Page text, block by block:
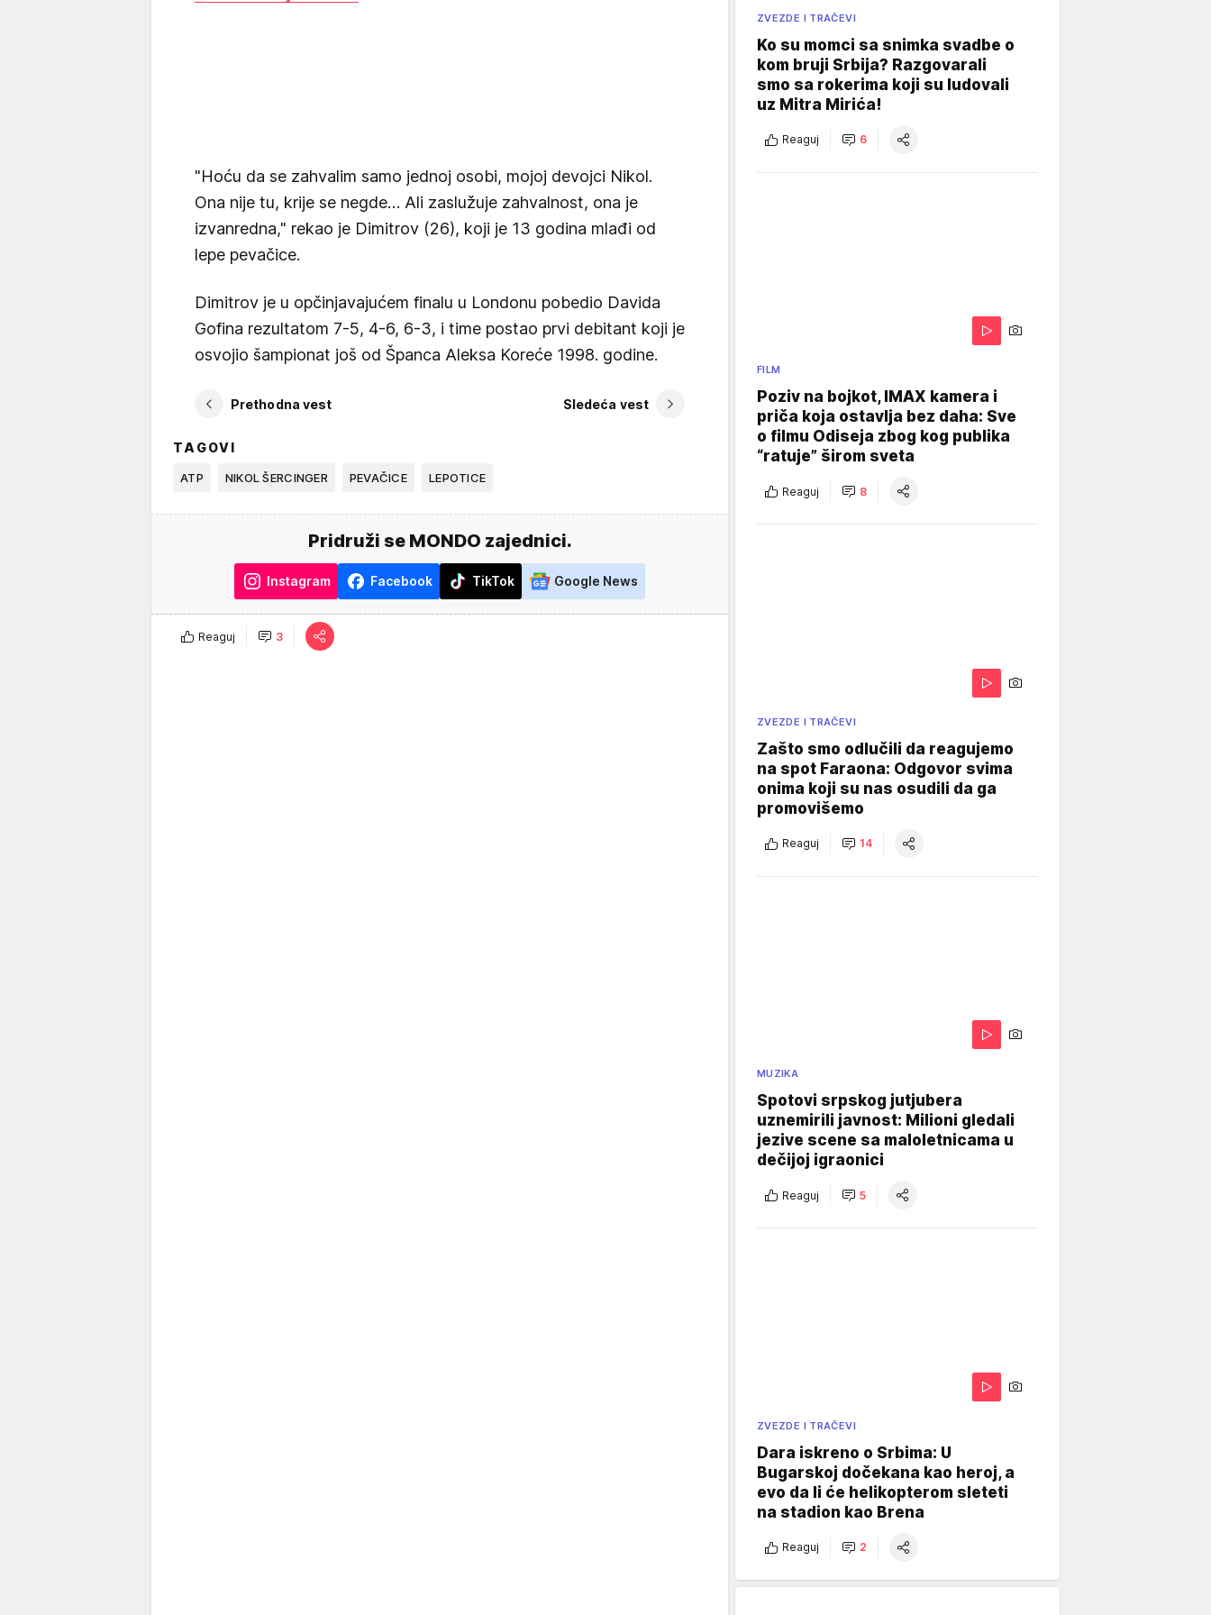
"Hoću da se zahvalim samo jednoj osobi, mojoj devojci Nikol.
Ona nije tu, krije se negde… Ali zaslužuje zahvalnost, ona je
izvanredna," rekao je Dimitrov (26), koji je 13 godina mlađi od
lepe pevačice.
Dimitrov je u opčinjavajućem finalu u Londonu pobedio Davida
Gofina rezultatom 7-5, 4-6, 6-3, i time postao prvi debitant koji je
osvojio šampionat još od Španca Aleksa Koreće 1998. godine.
Prethodna vest Sledeća vest
TAGOVI
ATP NIKOL ŠERCINGER PEVAČICE LEPOTICE
Pridruži se MONDO zajednici.
Instagram Facebook TikTok Google News
Reaguj 3
ZVEZDE I TRAČEVI
Ko su momci sa snimka svadbe o
kom bruji Srbija? Razgovarali
smo sa rokerima koji su ludovali
uz Mitra Mirića!
Reaguj 6
FILM
Poziv na bojkot, IMAX kamera i
priča koja ostavlja bez daha: Sve
o filmu Odiseja zbog kog publika
“ratuje” širom sveta
Reaguj 8
ZVEZDE I TRAČEVI
Zašto smo odlučili da reagujemo
na spot Faraona: Odgovor svima
onima koji su nas osudili da ga
promovišemo
Reaguj 14
MUZIKA
Spotovi srpskog jutjubera
uznemirili javnost: Milioni gledali
jezive scene sa maloletnicama u
dečijoj igraonici
Reaguj 5
ZVEZDE I TRAČEVI
Dara iskreno o Srbima: U
Bugarskoj dočekana kao heroj, a
evo da li će helikopterom sleteti
na stadion kao Brena
Reaguj 2